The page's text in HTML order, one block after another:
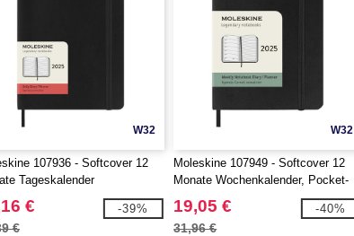
W32
107936 - Softcover 12
Tageskalender
€
€
-39%
W32
Moleskine 107949 - Softcover 12
Monate Wochenkalender, Pocket-
Format
19,05 €
31,96 €
-40%